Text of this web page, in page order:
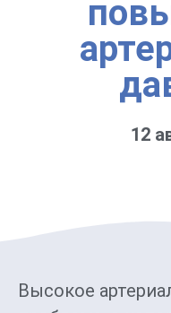
12
Высокое